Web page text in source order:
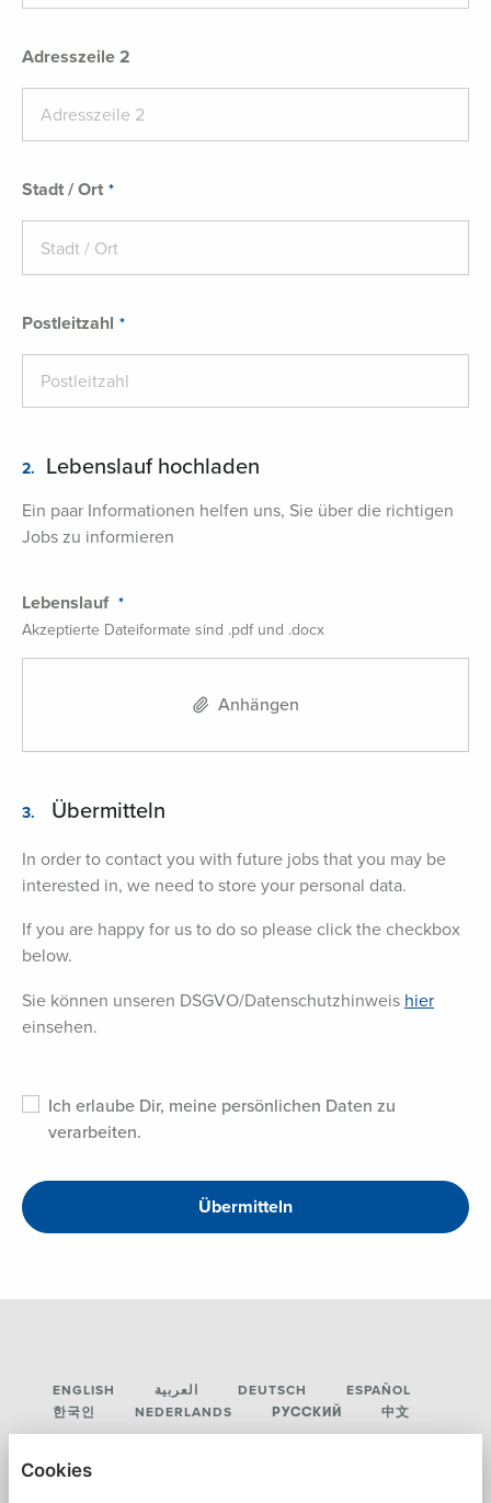
Adresszeile 2
Stadt / Ort
Postleitzahl
2. Lebenslauf hochladen
Ein paar Informationen helfen uns, Sie über die richtigen
Jobs zu informieren
Lebenslauf
Akzeptierte Dateiformate sind .pdf und .docx
Anhängen
3. Übermitteln
In order to contact you with future jobs that you may be
interested in, we need to store your personal data.
If you are happy for us to do so please click the checkbox
below.
Sie können unseren DSGVO/Datenschutzhinweis hier
einsehen.
Ich erlaube Dir, meine persönlichen Daten zu
verarbeiten.
Übermitteln
ENGLISH العربية DEUTSCH
ESPAÑOL
한국인
NEDERLANDS РУССКИЙ 中文
Cookies